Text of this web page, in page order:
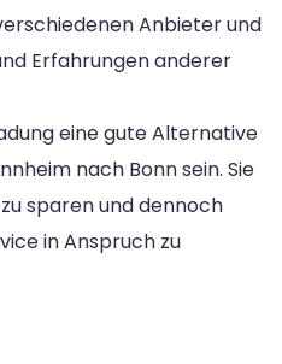
Anbieter und
Erfahrungen anderer
eine gute Alternative
nach Bonn sein. Sie
sparen und dennoch
in Anspruch zu